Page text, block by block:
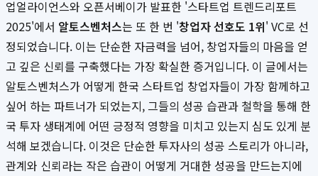
업얼라이언스와 오픈서베이가 발표한 '스타트업 트렌드리포트
2025'에서 알토스벤처스는 또 한 번 '창업자 선호도 1위' VC로 선
정되었습니다. 이는 단순한 자금력을 넘어, 창업자들의 마음을 얻
고 깊은 신뢰를 구축했다는 가장 확실한 증거입니다. 이 글에서는
알토스벤처스가 어떻게 한국 스타트업 창업자들이 가장 함께하고
싶어 하는 파트너가 되었는지, 그들의 성공 습관과 철학을 통해 한
국 투자 생태계에 어떤 긍정적 영향을 미치고 있는지 심도 있게 분
석해 보겠습니다. 이것은 단순한 투자사의 성공 스토리가 아니라,
관계와 신뢰라는 작은 습관이 어떻게 거대한 성공을 만드는지에